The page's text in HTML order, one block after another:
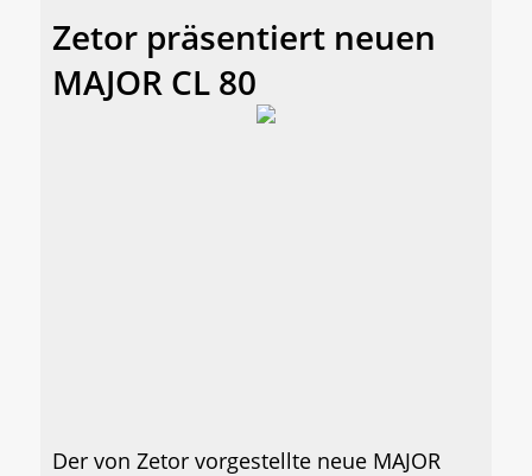
Zetor präsentiert neuen
MAJOR CL 80
Der von Zetor vorgestellte neue MAJOR